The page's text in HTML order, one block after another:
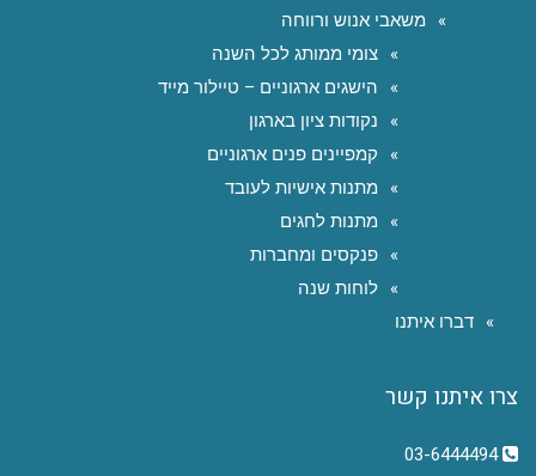
משאבי אנוש ורווחה
צומי ממותג לכל השנה
הישגים ארגוניים – טיילור מייד
נקודות ציון בארגון
קמפיינים פנים ארגוניים
מתנות אישיות לעובד
מתנות לחגים
פנקסים ומחברות
לוחות שנה
דברו איתנו
צרו איתנו קשר
03-6444494